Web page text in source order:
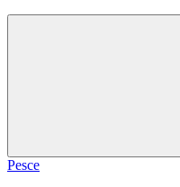
Pesce